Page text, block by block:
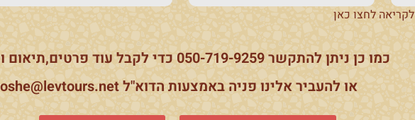
לקריאה לחצו כאן
כמו כן ניתן להתקשר 050-719-9259‏ כדי לקבל עוד פרטים,תיאום והרשמה
או להעביר אלינו פניה באמצעות הדוא"ל moshe@levtours.net